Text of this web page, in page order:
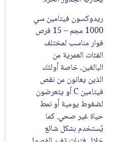
ريدوكسون فيتامين سي
1000 مجم – 15 قرص
فوار مناسب لمختلف
الفئات العمرية من
البالغين، خاصة أولئك
الذين يعانون من نقص
فيتامين C أو يتعرضون
لضغوط يومية أو نمط
حياة غير صحي. كما
يُستخدم بشكل شائع